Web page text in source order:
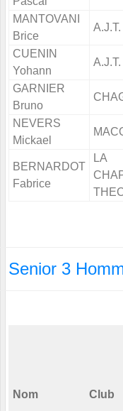
MANTOVANI
Brice
A.J.T.
CUENIN
Yohann
A.J.T.
GARNIER
Bruno
NEVERS
Mickael
BERNARDOT
Fabrice
LA
Senior 3
Nom Club